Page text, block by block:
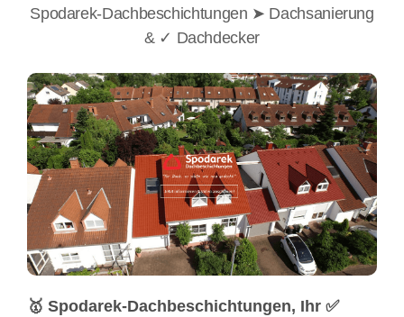
Spodarek-Dachbeschichtungen ➤ Dachsanierung
& ✓ Dachdecker
🥇 Spodarek-Dachbeschichtungen, Ihr ✅